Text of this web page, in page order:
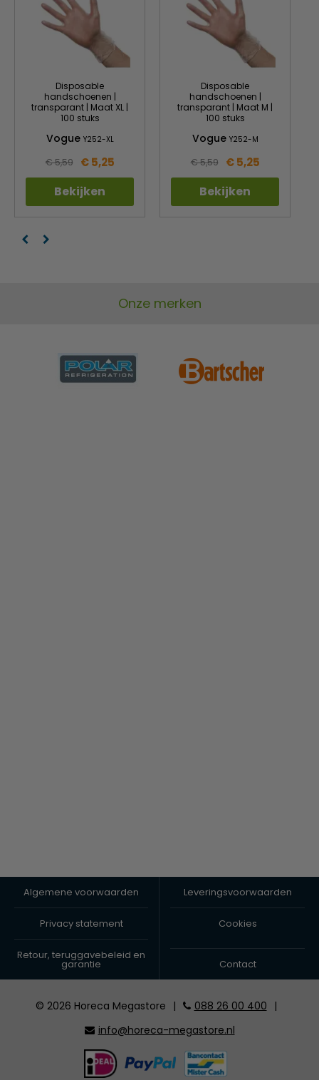
Disposable
handschoenen |
transparant | Maat XL |
100 stuks
Vogue Y252-XL
€ 5,59 € 5,25
Bekijken
Disposable
handschoenen |
transparant | Maat M |
100 stuks
Vogue Y252-M
€ 5,59 € 5,25
Bekijken
Onze merken
Algemene voorwaarden Leveringsvoorwaarden
Privacy statement Cookies
Retour, teruggavebeleid en
garantie Contact
© 2026 Horeca Megastore | 088 26 00 400
|
info@horeca-megastore.nl